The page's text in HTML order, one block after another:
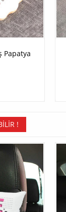
Papatya
!